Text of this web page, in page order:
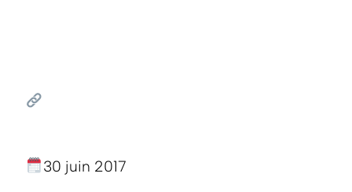
30 juin 2017